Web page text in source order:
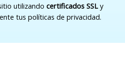
utilizando certificados SSLy
tus políticas de privacidad.